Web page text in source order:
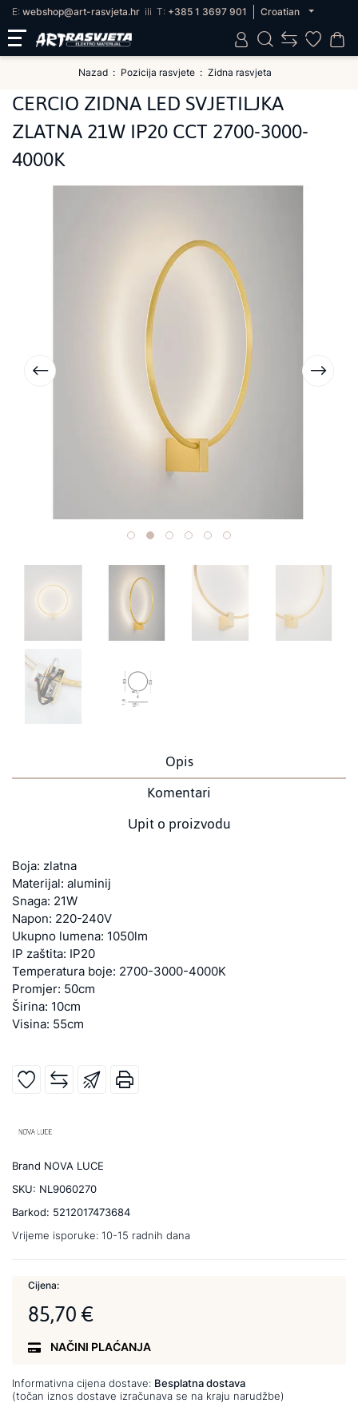
E: webshop@art-rasvjeta.hr ili T: +385 1 3697 901 Croatian
Nazad Pozicija rasvjete Zidna rasvjeta
CERCIO ZIDNA LED SVJETILJKA
ZLATNA 21W IP20 CCT 2700-3000-
4000K
Opis
Komentari
Upit o proizvodu
Boja: zlatna
Materijal: aluminij
Snaga: 21W
Napon: 220-240V
Ukupno lumena: 1050lm
IP zaštita: IP20
Temperatura boje: 2700-3000-4000K
Promjer: 50cm
Širina: 10cm
Visina: 55cm
Brand NOVA LUCE
SKU: NL9060270
Barkod: 5212017473684
Vrijeme isporuke: 10-15 radnih dana
Cijena:
85,70 €
NAČINI PLAĆANJA
Informativna cijena dostave: Besplatna dostava
(točan iznos dostave izračunava se na kraju narudžbe)